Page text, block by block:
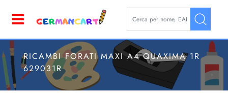
La modifica di un filtro
RICAMBI FORATI MAXI A4 QUAXIMA 1R
629031R